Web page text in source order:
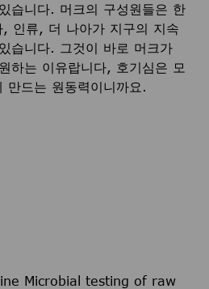
습니다. 머크의 구성원들은 한
인류, 더 나아가 지구의 지속
습니다. 그것이 바로 머크가
하는 이유랍니다, 호기심은 모
만드는 원동력이니까요.
Microbial testing of raw